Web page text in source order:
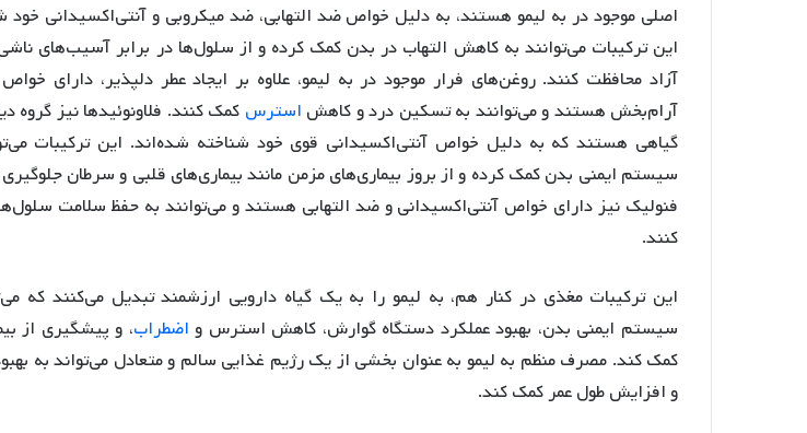
اصلی موجود در به لیمو هستند، به دلیل خواص ضد التهابی، ضد میکروبی و آنتی‌اکسیدانی خود
این ترکیبات می‌توانند به کاهش التهاب در بدن کمک کرده و از سلول‌ها در برابر آسیب‌های
آزاد محافظت کنند. روغن‌های فرار موجود در به لیمو، علاوه بر ایجاد عطر دلپذیر، دارای
آرام‌بخش هستند و می‌توانند به تسکین درد و کاهش استرس کمک کنند. فلاونوئیدها نیز گروه
گیاهی هستند که به دلیل خواص آنتی‌اکسیدانی قوی خود شناخته شده‌اند. این ترکیبات
سیستم ایمنی بدن کمک کرده و از بروز بیماری‌های مزمن مانند بیماری‌های قلبی و سرطان
فنولیک نیز دارای خواص آنتی‌اکسیدانی و ضد التهابی هستند و می‌توانند به حفظ سلامت
کنند.
این ترکیبات مغذی در کنار هم، به لیمو را به یک گیاه دارویی ارزشمند تبدیل می‌کنند که
سیستم ایمنی بدن، بهبود عملکرد دستگاه گوارش، کاهش استرس و اضطراب، و پیشگیری از
کمک کند. مصرف منظم به لیمو به عنوان بخشی از یک رژیم غذایی سالم و متعادل می‌تواند به
و افزایش طول عمر کمک کند.